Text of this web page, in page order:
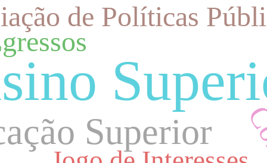
Superior
de Políticas